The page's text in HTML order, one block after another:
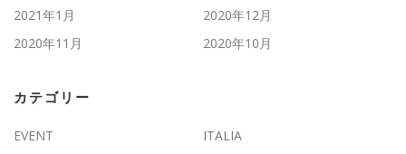
2021年1月
2020年12月
2020年11月
2020年10月
カテゴリー
EVENT
ITALIA